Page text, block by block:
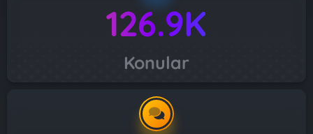
126.9K
Konular